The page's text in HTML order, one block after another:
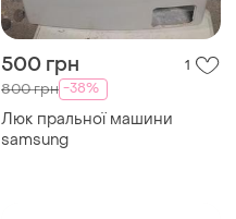
500 грн 1
800 грн -38%
Люк пральної машини
samsung